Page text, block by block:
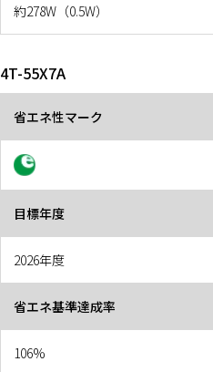
約278W（0.5W）
4T-55X7A
省エネ性マーク
目標年度
2026年度
省エネ基準達成率
106%